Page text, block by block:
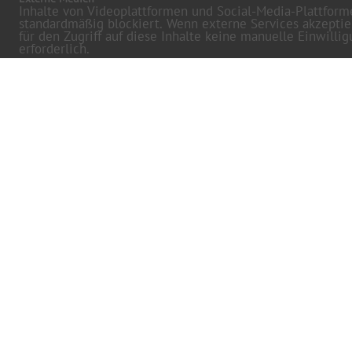
Inhalte von Videoplattformen und Social-Media-
standardmäßig blockiert. Wenn externe Services
für den Zugriff auf diese Inhalte keine manuelle
erforderlich.